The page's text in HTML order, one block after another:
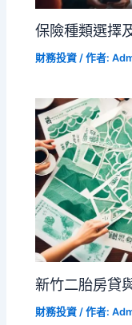
保險種類選擇
財務投資 / 作者:
新竹二胎房貸
財務投資 / 作者: